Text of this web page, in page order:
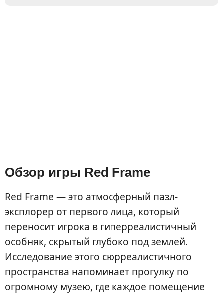
Обзор игры Red Frame
Red Frame — это атмосферный пазл-
эксплорер от первого лица, который
переносит игрока в гиперреалистичный
особняк, скрытый глубоко под землей.
Исследование этого сюрреалистичного
пространства напоминает прогулку по
огромному музею, где каждое помещение